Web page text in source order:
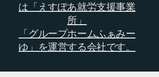
は「えすぽあ就労支援事業
所」
「グループホームふぁみー
ゆ」を運営する会社です。